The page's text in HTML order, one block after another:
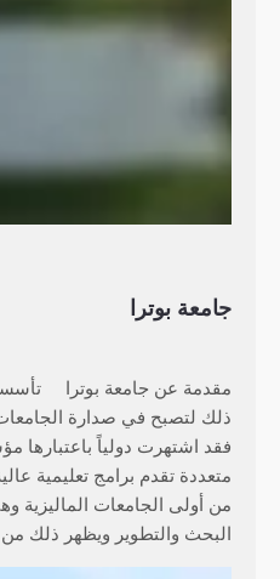
جامعة بوترا
ذلك لتصبح في صدارة
فقد اشتهرت دولياً
متعددة تقدم برامج تعليمية
من أولى الجامعات
البحث والتطوير ويظهر ذلك